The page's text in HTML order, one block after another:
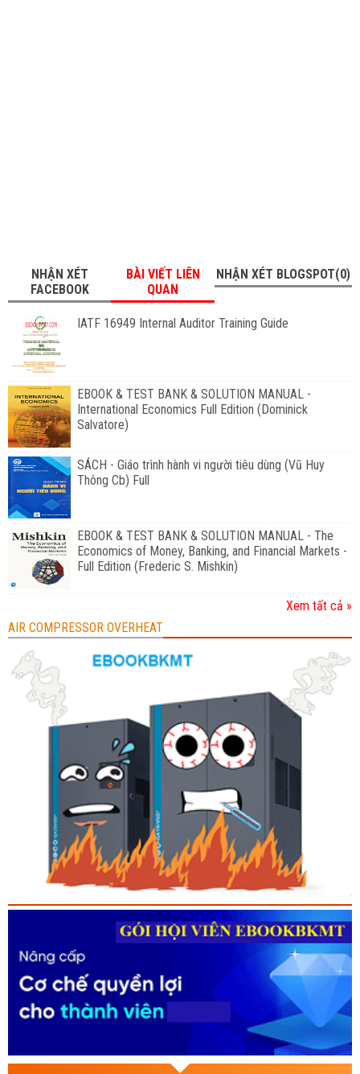
NHẬN XÉT
FACEBOOK
BÀI VIẾT LIÊN
QUAN
NHẬN XÉT BLOGSPOT(0)
IATF 16949 Internal Auditor Training Guide
EBOOK & TEST BANK & SOLUTION MANUAL -
International Economics Full Edition (Dominick
Salvatore)
SÁCH - Giáo trình hành vi người tiêu dùng (Vũ Huy
Thông Cb) Full
EBOOK & TEST BANK & SOLUTION MANUAL - The
Economics of Money, Banking, and Financial Markets -
Full Edition (Frederic S. Mishkin)
Xem tất cả »
AIR COMPRESSOR OVERHEAT